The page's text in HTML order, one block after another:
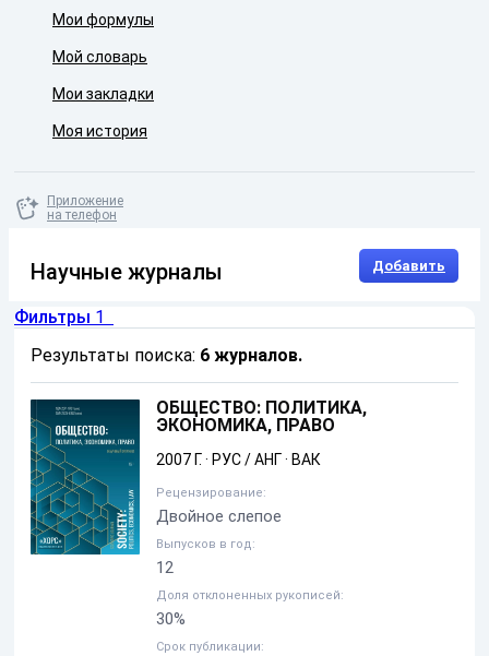
Мои формулы
Мой словарь
Мои закладки
Моя история
Приложение
на телефон
Научные журналы Добавить
Фильтры 1
Результаты поиска: 6 журналов.
ОБЩЕСТВО: ПОЛИТИКА,
ЭКОНОМИКА, ПРАВО
2007 Г.· РУС / АНГ· ВАК
Рецензирование:
Двойное слепое
Выпусков в год:
12
Доля отклоненных рукописей:
30%
Срок публикации: